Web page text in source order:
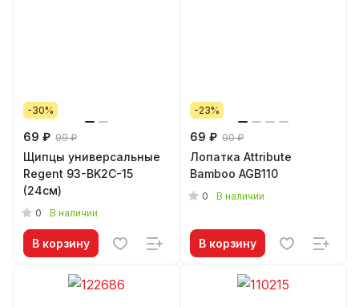
-30%
69 ₽ 99 ₽
Щипцы универсальные
Regent 93-BK2C-15
(24см)
0 В наличии
В корзину
-23%
69 ₽ 90 ₽
Лопатка Attribute
Bamboo AGB110
0 В наличии
В корзину